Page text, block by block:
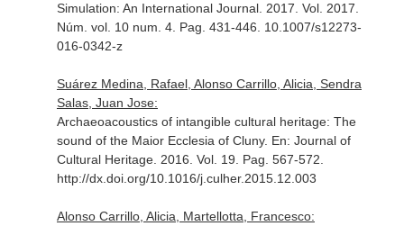
Simulation: An International Journal. 2017. Vol. 2017.
Núm. vol. 10 num. 4. Pag. 431-446. 10.1007/s12273-
016-0342-z
Suárez Medina, Rafael, Alonso Carrillo, Alicia, Sendra
Salas, Juan Jose:
Archaeoacoustics of intangible cultural heritage: The
sound of the Maior Ecclesia of Cluny. En: Journal of
Cultural Heritage. 2016. Vol. 19. Pag. 567-572.
http://dx.doi.org/10.1016/j.culher.2015.12.003
Alonso Carrillo, Alicia, Martellotta, Francesco: